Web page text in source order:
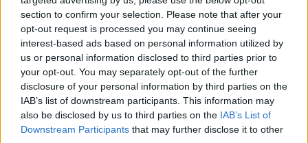
section to confirm your selection. Please note that after your
opt-out request is processed you may continue seeing
interest-based ads based on personal information utilized by
us or personal information disclosed to third parties prior to
your opt-out. You may separately opt-out of the further
disclosure of your personal information by third parties on the
IAB’s list of downstream participants. This information may
also be disclosed by us to third parties on the IAB’s List of
Downstream Participants that may further disclose it to other
Στη μεν συμπολίτευση που θέλει να ψηφιστεί η
Συμφωνία των Πρεσπών και να δοθεί ψήφος
εμπιστοσύνης στην κυβέρνηση για τη Συμφωνία
των Πρεσπών και δεύτερον στην αντιπολίτευση, η
οποία, κοροϊδεύοντας τον ελληνικό λαό, δεν
ανταποκρίνεται στο κάλεσμά μας να καταθέσουμε
από κοινού μια πρόταση μομφής κατά της
κυβέρνησης με τη μόνη δέσμευση ότι η λύση που